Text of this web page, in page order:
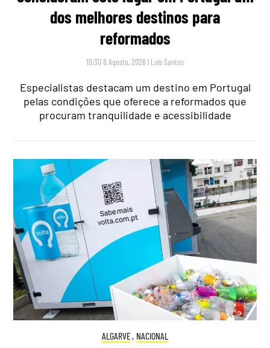
dos melhores destinos para
reformados
10:30 8 Agosto, 2026 | Luís Santos
Especialistas destacam um destino em Portugal
pelas condições que oferece a reformados que
procuram tranquilidade e acessibilidade
ALGARVE, NACIONAL